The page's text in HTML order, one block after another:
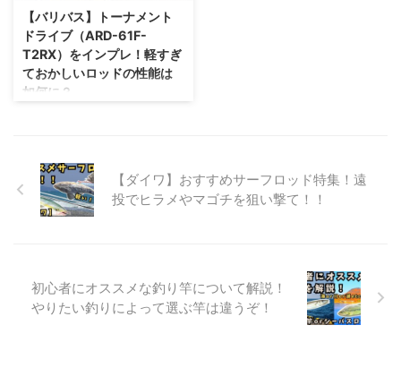
います。 湧き水によりトラウト
たちが生息しやすい水温が保たれ
ているため、どうやら夏場でも大
丈夫なようです。エリアトラウト
は秋からGWぐらいまでしか営業
しない場所も多いので１年中エリ
ックスを持っていく必要 ...
【バリバス】トーナメント
ドライブ（ARD-61F-
T2RX）をインプレ！軽すぎ
ておかしいロッドの性能は
如何に？
その他にもさらにとがった性能の
ロッドも存在します。その名は
「ARD-61F-T2RX」 どこが尖っ
通は考えられない特徴を持ってい
ます。 今回は良い意味でおかし
【ダイワ】おすすめサーフロッド特集！遠
投でヒラメやマゴチを狙い撃て！！
初心者にオススメな釣り竿について解説！
やりたい釣りによって選ぶ竿は違うぞ！